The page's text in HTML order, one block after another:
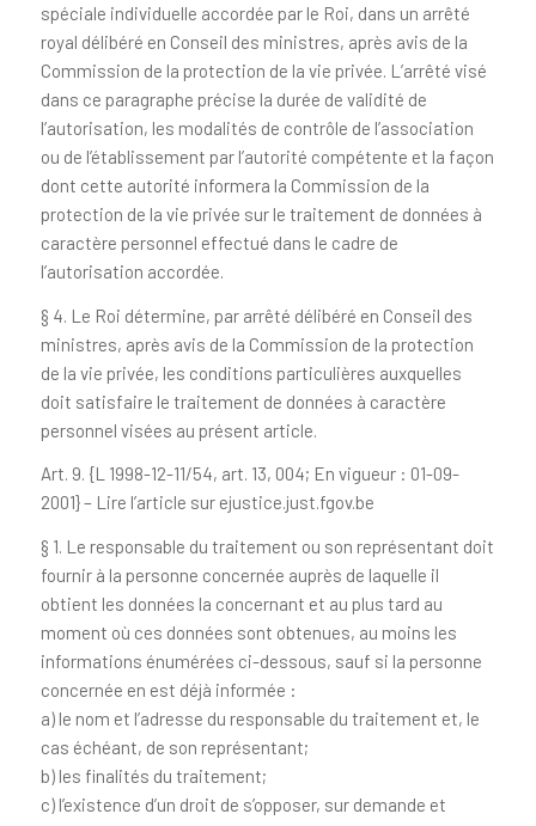
spéciale individuelle accordée par le Roi, dans un arrêté
royal délibéré en Conseil des ministres, après avis de la
Commission de la protection de la vie privée. L’arrêté visé
dans ce paragraphe précise la durée de validité de
l’autorisation, les modalités de contrôle de l’association
ou de l’établissement par l’autorité compétente et la façon
dont cette autorité informera la Commission de la
protection de la vie privée sur le traitement de données à
caractère personnel effectué dans le cadre de
l’autorisation accordée.
§ 4. Le Roi détermine, par arrêté délibéré en Conseil des
ministres, après avis de la Commission de la protection
de la vie privée, les conditions particulières auxquelles
doit satisfaire le traitement de données à caractère
personnel visées au présent article.
Art. 9. {L 1998-12-11/54, art. 13, 004; En vigueur : 01-09-
2001} – Lire l’article sur ejustice.just.fgov.be
§ 1. Le responsable du traitement ou son représentant doit
fournir à la personne concernée auprès de laquelle il
obtient les données la concernant et au plus tard au
moment où ces données sont obtenues, au moins les
informations énumérées ci-dessous, sauf si la personne
concernée en est déjà informée :
a) le nom et l’adresse du responsable du traitement et, le
cas échéant, de son représentant;
b) les finalités du traitement;
c) l’existence d’un droit de s’opposer, sur demande et